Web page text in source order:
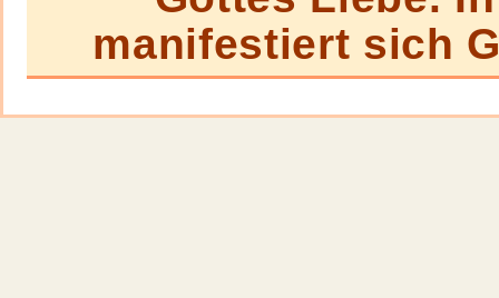
manifestiert sich